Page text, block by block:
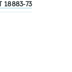
18883-73